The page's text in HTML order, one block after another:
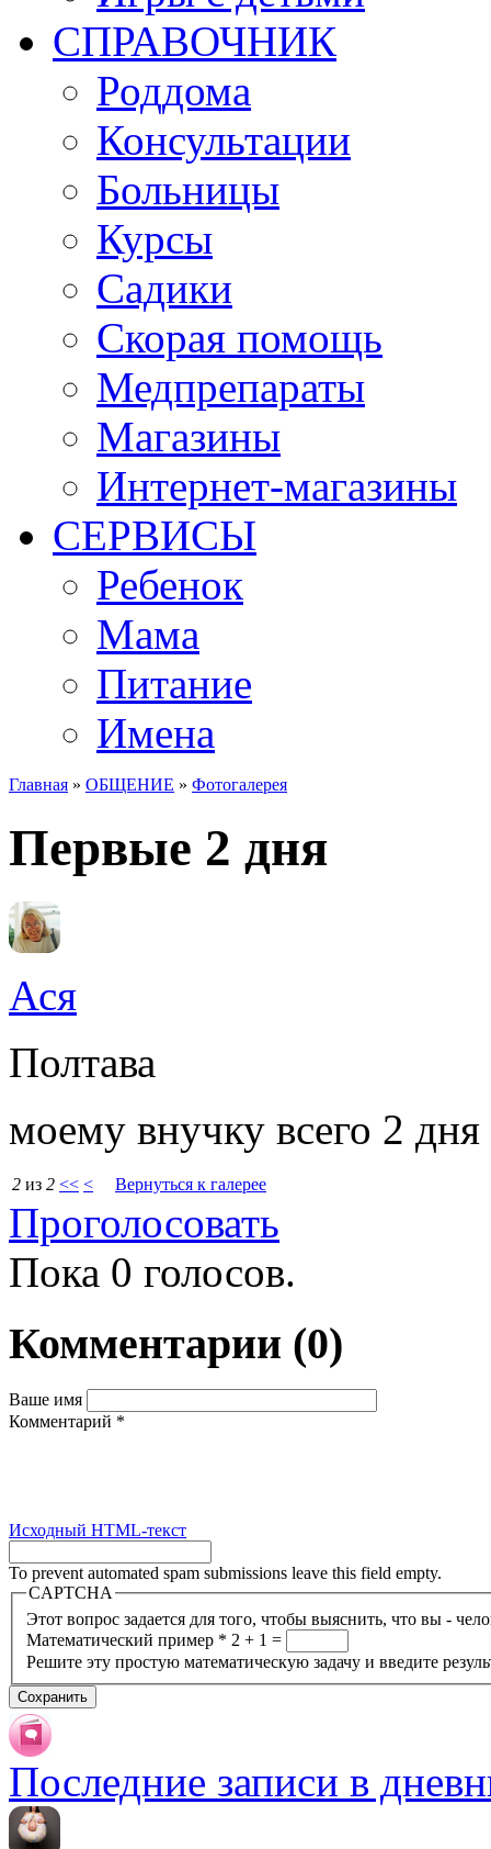
СПРАВОЧНИК
Роддома
Консультации
Больницы
Курсы
Садики
Скорая помощь
Медпрепараты
Магазины
Интернет-магазины
СЕРВИСЫ
Ребенок
Мама
Питание
Имена
Главная » ОБЩЕНИЕ » Фотогалерея
Первые 2 дня
Ася
Полтава
моему внучку всего 2
p1010034.jpg
2 из 2 << < Вернуться к галерее
Проголосовать
Пока 0 голосов.
Комментарии (0)
Ваше имя
Комментарий *
Исходный HTML-текст
To prevent automated spam submissions leave this field empty.
CAPTCHA
Этот вопрос задается для того, чтобы выяснить, что вы -
Математический пример * 2 + 1 =
Решите эту простую математическую задачу и введите
Последние записи в